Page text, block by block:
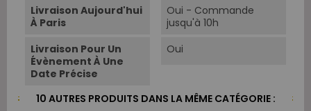
Livraison Aujourd'hui
À Paris
Oui - Commande
jusqu'à 10h
Livraison Pour Un
Évènement À Une
Date Précise
Oui
10 AUTRES PRODUITS DANS LA MÊME CATÉGORIE :